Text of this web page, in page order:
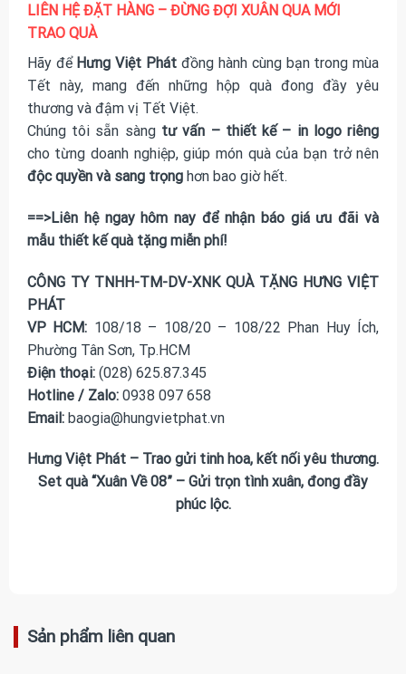
LIÊN HỆ ĐẶT HÀNG – ĐỪNG ĐỢI XUÂN QUA MỚI
TRAO QUÀ
Hãy để Hưng Việt Phát đồng hành cùng bạn trong mùa
Tết này, mang đến những hộp quà đong đầy yêu
thương và đậm vị Tết Việt.
Chúng tôi sẵn sàng tư vấn – thiết kế – in logo riêng
cho từng doanh nghiệp, giúp món quà của bạn trở nên
độc quyền và sang trọnghơn bao giờ hết.
==>Liên hệ ngay hôm nay để nhận báo giá ưu đãi và
mẫu thiết kế quà tặng miễn phí!
CÔNG TY TNHH-TM-DV-XNK QUÀ TẶNG HƯNG VIỆT
PHÁT
VP HCM: 108/18 – 108/20 – 108/22 Phan Huy Ích,
Phường Tân Sơn, Tp.HCM
Điện thoại:(028) 625.87.345
Hotline / Zalo:0938 097 658
Email: baogia@hungvietphat.vn
Hưng Việt Phát – Trao gửi tinh hoa, kết nối yêu thương.
Set quà “Xuân Về 08” – Gửi trọn tình xuân, đong đầy
phúc lộc.
Sản phẩm liên quan